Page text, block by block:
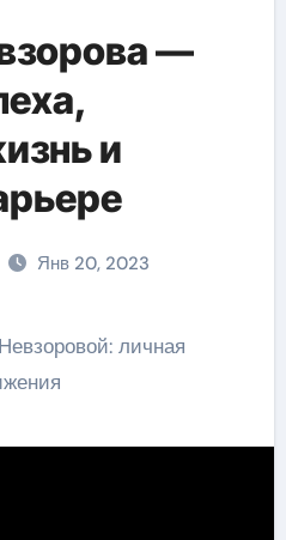
—
и
Янв 20, 2023